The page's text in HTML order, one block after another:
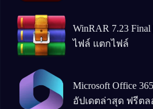
WinRAR 7.23
ไฟล์ แตกไฟล์
Microsoft Office
อัปเดตล่าสุด ฟรีต